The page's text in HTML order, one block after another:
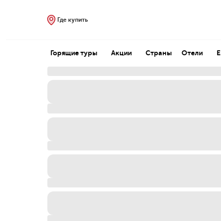
Где купить
Горящие туры Акции Страны Отели